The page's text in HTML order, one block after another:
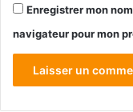
Enregistrer mon
navigateur pour mon